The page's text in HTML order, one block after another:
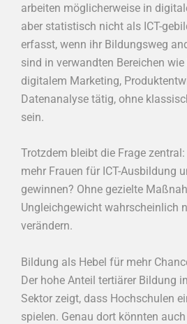
arbeiten möglicherweise in
aber statistisch nicht als ICT-
erfasst, wenn ihr Bildungsweg
sind in verwandten Bereichen
digitalem Marketing,
Datenanalyse tätig, ohne
sein.
Trotzdem bleibt die Frage
mehr Frauen für ICT-Ausbildung
gewinnen? Ohne gezielte
Ungleichgewicht wahrscheinlich
verändern.
Bildung als Hebel für mehr
Der hohe Anteil tertiärer Bildung
Sektor zeigt, dass Hochschulen
spielen. Genau dort könnten